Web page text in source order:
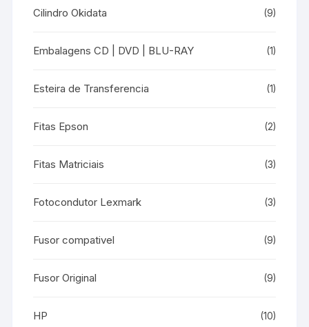
Cilindro Okidata (9)
Embalagens CD | DVD | BLU-RAY (1)
Esteira de Transferencia (1)
Fitas Epson (2)
Fitas Matriciais (3)
Fotocondutor Lexmark (3)
Fusor compativel (9)
Fusor Original (9)
HP (10)